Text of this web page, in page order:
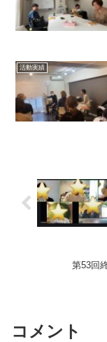
活動実績
第53回
コメント